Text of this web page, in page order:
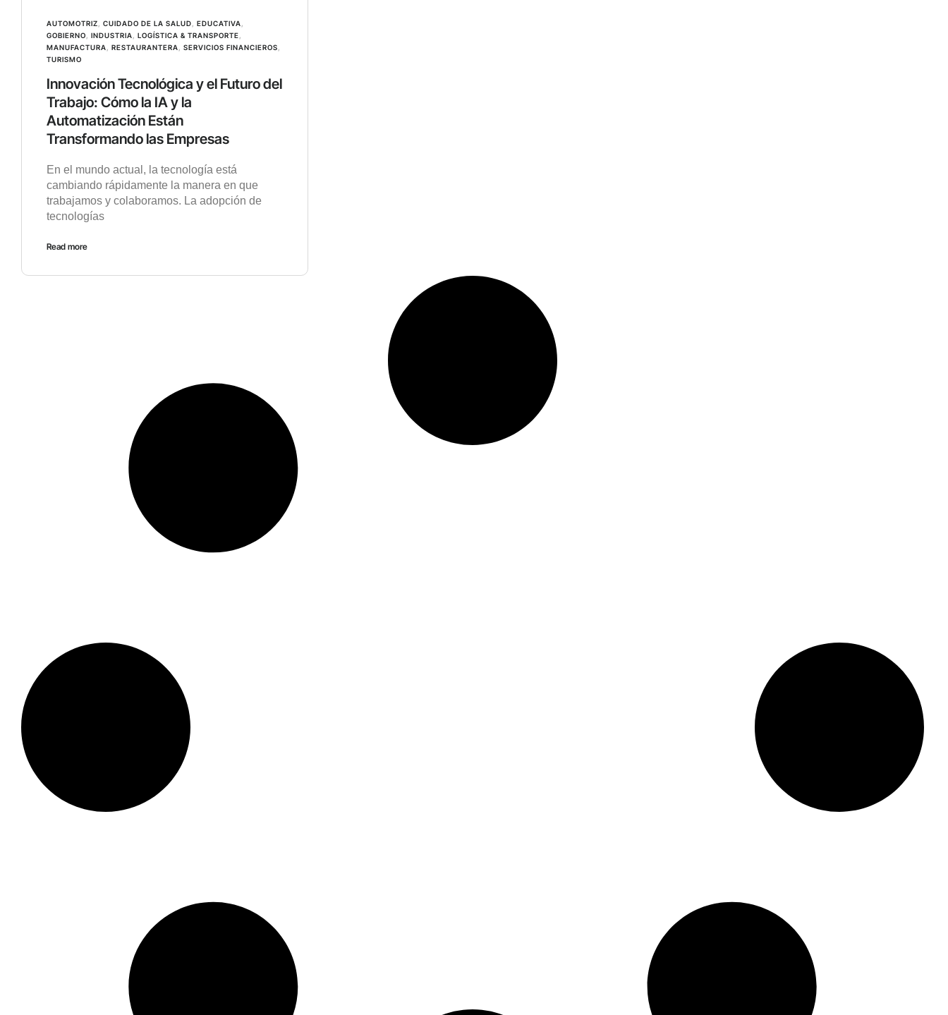
AUTOMOTRIZ CUIDADO DE LA SALUD EDUCATIVA
GOBIERNO
INDUSTRIA LOGÍSTICA & TRANSPORTE
MANUFACTURA
RESTAURANTERA SERVICIOS FINANCIEROS
TURISMO
Innovación Tecnológica y el Futuro del
Trabajo: Cómo la IA y la
Automatización Están
Transformando las Empresas
En el mundo actual, la tecnología está
cambiando rápidamente la manera en que
trabajamos y colaboramos. La adopción de
tecnologías
Read more